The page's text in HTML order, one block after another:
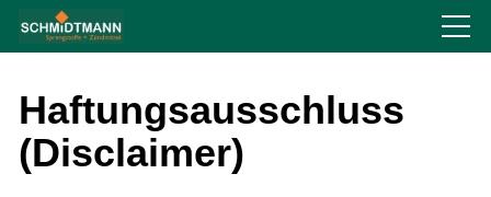
Über uns
Produkte
Haftungsausschluss
(Disclaimer)